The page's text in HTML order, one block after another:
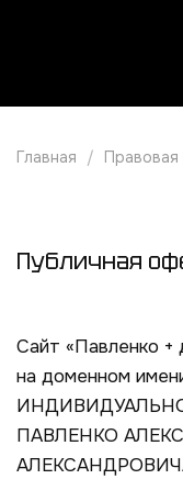
Главная
Публичная
Сайт «Павленко +
на доменном
ПАВЛЕНКО